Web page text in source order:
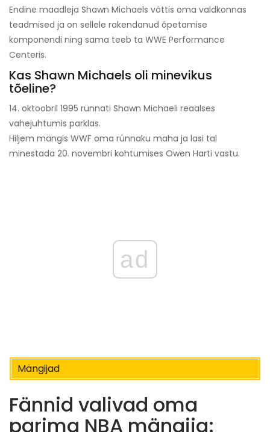
Endine maadleja Shawn Michaels võttis oma valdkonnas
teadmised ja on sellele rakendanud õpetamise
komponendi ning sama teeb ta WWE Performance
Centeris.
Kas Shawn Michaels oli minevikus
tõeline?
14. oktoobril 1995 rünnati Shawn Michaeli reaalses
vahejuhtumis parklas.
Hiljem mängis WWF oma rünnaku maha ja lasi tal
minestada 20. novembri kohtumises Owen Harti vastu.
ad
Mängijad
Fännid valivad oma
parima NBA mängija: